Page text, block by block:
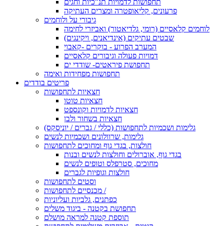
פרעונים, קליאופטרה ומצרים העתיקה
גיבורי על ולוחמים
לוחמים קלאסיים (רומי, גלדיאטור) ואביזרי לחימה
שבטים עתיקים (אינדיאנים, ויקינגים)
המערב הפרוע - בוקרים -קאבוי
דמויות פעולה וגיבורים קלאסיים
תחפושת פיראטים- שודדי ים
תחפושות מפחידות ואימה
פריטים בודדים
חצאיות לתחפושות
חצאיות טוטו
חצאיות לדמויות וקונספט
חצאיות בשחור ולבן
גלימות ושכמיות לתחפושות (כללי / גברים / יוניסקס)
גלימות, שרוולונים ושכמיות לנשים
חולצות, בגדי גוף ומחוכים לתחפושות
בגדי גוף, אוברולים וחולצות לנשים ובנות
מחוכים, סטרפלס וטופים לנשים
חולצות וגופיות לגברים
וסטים לתחפושות
מכנסיים לתחפושות /
כפתנים, גלביות ועליוניות
תחפושת בקטנה - ביגוד משלים
תוספת קטנה למראה מושלם